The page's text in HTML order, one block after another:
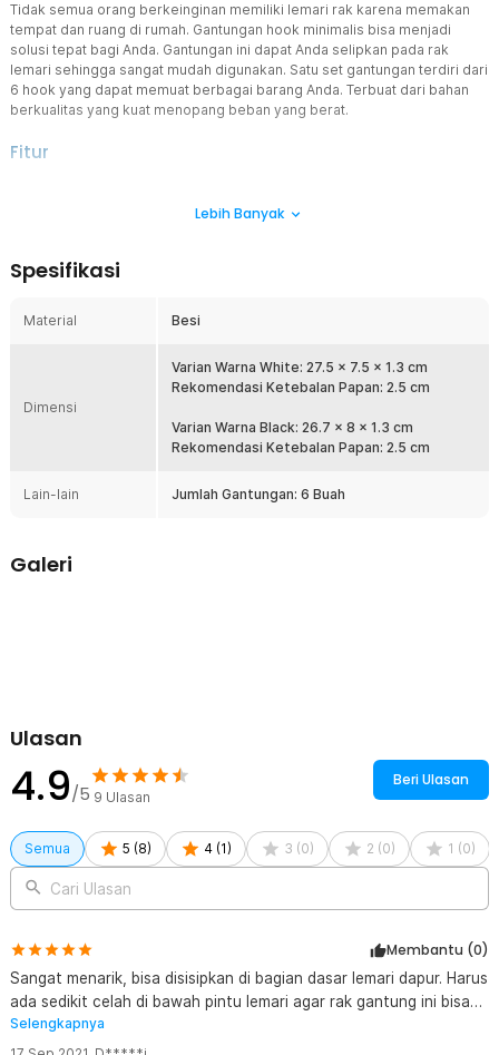
Tidak semua orang berkeinginan memiliki lemari rak karena memakan
tempat dan ruang di rumah. Gantungan hook minimalis bisa menjadi
solusi tepat bagi Anda. Gantungan ini dapat Anda selipkan pada rak
lemari sehingga sangat mudah digunakan. Satu set gantungan terdiri dari
6 hook yang dapat memuat berbagai barang Anda. Terbuat dari bahan
berkualitas yang kuat menopang beban yang berat.
Fitur
Hadir dengan desain minimalis yang dapat Anda tempatkan pada
Berfungsi Serbaguna
perlengkapan masak seperti panci dan teflon, atau perkakas
baju dalam lemari. Terdapat 6 buah hook gantungan yang siap
Mudah Dipasang
Pemasangan gantungan tergolong mudah tanpa bantuan alat apa
pun sehingga tidak merusak furnitur rumah Anda. Cukup sisipkan
untuk penggunaan jangka panjang. Bahan besi membuat gantungan
hook dapat menopang beban dengan kuat dan tahan lama.
Lebih Banyak
Spesifikasi
Material Besi
Dimensi
Varian Warna White: 27.5 x 7.5 x 1.3 cm
Rekomendasi Ketebalan Papan: 2.5 cm
Varian Warna Black: 26.7 x 8 x 1.3 cm
Rekomendasi Ketebalan Papan: 2.5 cm
Lain-lain Jumlah Gantungan: 6 Buah
Galeri
Ulasan
4.9/5 9 Ulasan
Beri Ulasan
Semua 5 (8) 4 (1 ) 3 (0) 2 (0) 1 (0)
Cari Ulasan
Membantu (0)
Sangat menarik, bisa disisipkan di bagian dasar lemari dapur. Harus
ada sedikit celah di bawah pintu lemari agar rak gantung ini bisa
disisipkan.
Selengkapnya